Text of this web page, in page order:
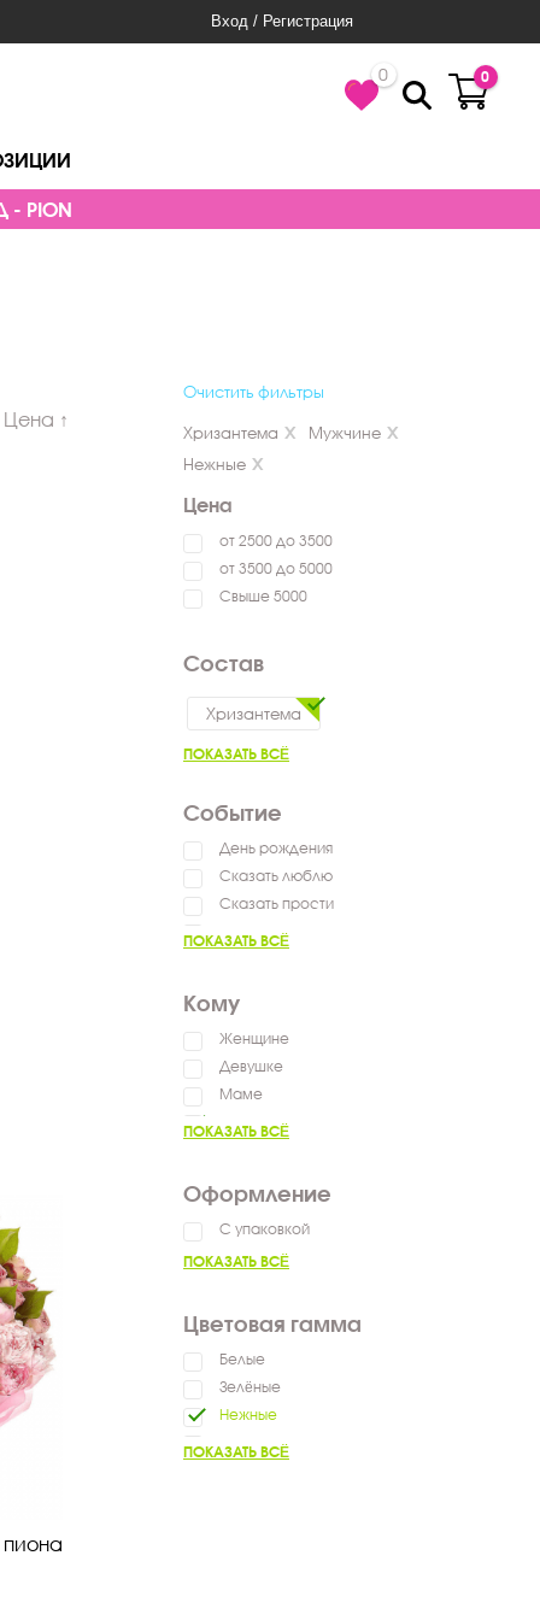
Вход / Регистрация
0 0
PION
Цена ↑
пиона
Очистить фильтры
Хризантема
Мужчине
Нежные
Цена
от 2500 до 3500
от 3500 до 5000
Свыше 5000
Состав
Хризантема
ПОКАЗАТЬ ВСЁ
Событие
День рождения
Сказать люблю
Сказать прости
Выздоравливай
ПОКАЗАТЬ ВСЁ
Кому
Женщине
Девушке
Маме
Мужчине
ПОКАЗАТЬ ВСЁ
Оформление
С упаковкой
ПОКАЗАТЬ ВСЁ
Цветовая гамма
Белые
Зелёные
Нежные
ПОКАЗАТЬ ВСЁ